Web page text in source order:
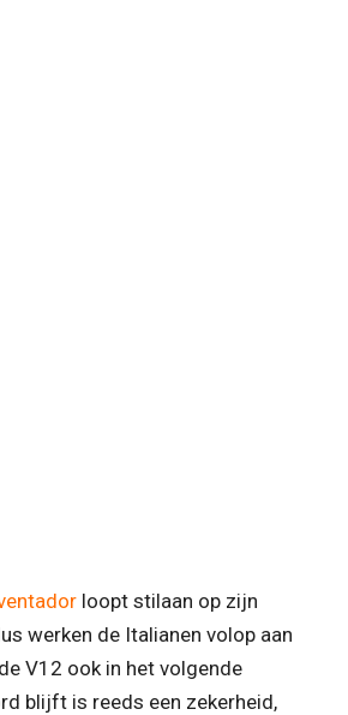
loopt stilaan op zijn
werken de Italianen volop aan
V12 ook in het volgende
blijft is reeds een zekerheid,